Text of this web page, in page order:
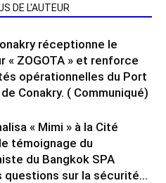
DE L'AUTEUR
réceptionne le
« ZOGOTA » et renforce
opérationnelles du Port
Conakry. ( Communiqué)
« Mimi » à la Cité
témoignage du
du Bangkok SPA
questions sur la sécurité...